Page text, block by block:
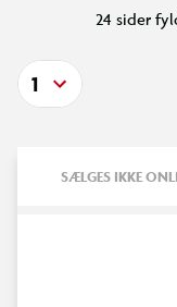
24 sider
1
SÆLGES IKKE